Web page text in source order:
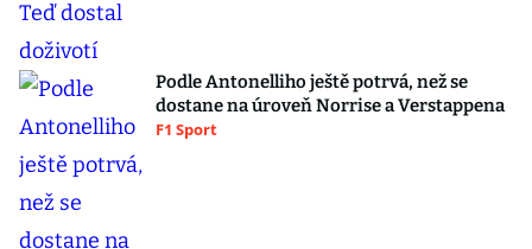
Podle Antonelliho ještě potrvá, než se
dostane na úroveň Norrise a Verstappena
F1 Sport